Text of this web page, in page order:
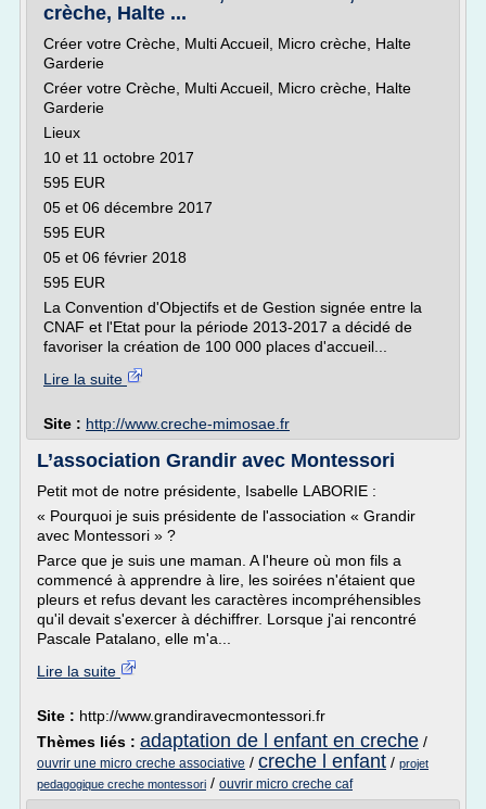
crèche, Halte ...
Créer votre Crèche, Multi Accueil, Micro crèche, Halte
Garderie
Créer votre Crèche, Multi Accueil, Micro crèche, Halte
Garderie
Lieux
10 et 11 octobre 2017
595 EUR
05 et 06 décembre 2017
595 EUR
05 et 06 février 2018
595 EUR
La Convention d'Objectifs et de Gestion signée entre la
CNAF et l'Etat pour la période 2013-2017 a décidé de
favoriser la création de 100 000 places d'accueil...
Lire la suite
Site : http://www.creche-mimosae.fr
L’association Grandir avec Montessori
Petit mot de notre présidente, Isabelle LABORIE :
« Pourquoi je suis présidente de l'association « Grandir
avec Montessori » ?
Parce que je suis une maman. A l'heure où mon fils a
commencé à apprendre à lire, les soirées n'étaient que
pleurs et refus devant les caractères incompréhensibles
qu'il devait s'exercer à déchiffrer. Lorsque j'ai rencontré
Pascale Patalano, elle m'a...
Lire la suite
Site : http://www.grandiravecmontessori.fr
Thèmes liés : adaptation de l enfant en creche /
ouvrir une micro creche associative / creche l enfant / projet
pedagogique creche montessori / ouvrir micro creche caf